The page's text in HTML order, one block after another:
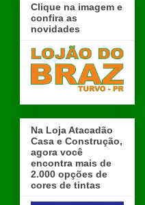
Clique na imagem e
confira as
novidades
Na Loja Atacadão
Casa e Construção,
agora você
encontra mais de
2.000 opções de
cores de tintas